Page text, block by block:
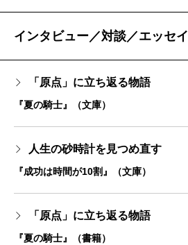
インタビュー／対談／エッセイ
「原点」に立ち返る物語
『夏の騎士』（文庫）
人生の砂時計を見つめ直す
『成功は時間が10割』（文庫）
「原点」に立ち返る物語
『夏の騎士』（書籍）